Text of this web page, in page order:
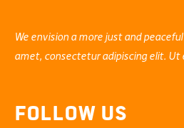
We envision a more just and
amet, consectetur adipiscing elit. Ut
Follow Us